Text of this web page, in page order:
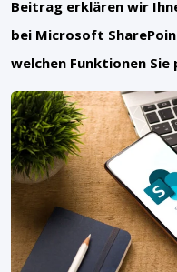
Beitrag erklären wir
bei Microsoft
welchen Funktionen